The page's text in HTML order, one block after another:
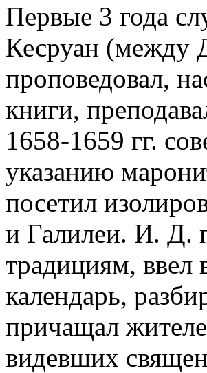
Первые 3 года
Кесруан (между
проповедовал,
книги,
1658-1659 гг.
указанию
посетил
и Галилеи. И. Д.
традициям, ввел
календарь,
причащал
видевших